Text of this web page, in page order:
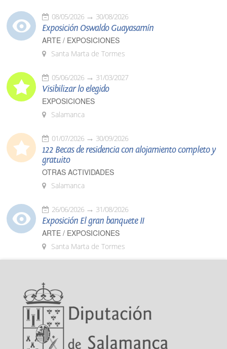
08/05/2026 30/08/2026
Exposición Oswaldo Guayasamín
ARTE / EXPOSICIONES
Santa Marta de Tormes
05/06/2026 31/03/2027
Visibilizar lo elegido
EXPOSICIONES
Salamanca
01/07/2026 30/09/2026
122 Becas de residencia con alojamiento completo y
gratuito
OTRAS ACTIVIDADES
Salamanca
26/06/2026 31/08/2026
Exposición El gran banquete II
ARTE / EXPOSICIONES
Santa Marta de Tormes